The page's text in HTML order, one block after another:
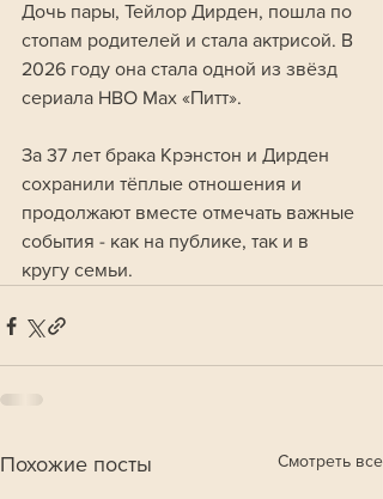
Дочь пары, Тейлор Дирден, пошла по
стопам родителей и стала актрисой. В
2026 году она стала одной из звёзд
сериала HBO Max «Питт».
За 37 лет брака Крэнстон и Дирден
сохранили тёплые отношения и
продолжают вместе отмечать важные
события - как на публике, так и в
кругу семьи.
Похожие посты Смотреть все